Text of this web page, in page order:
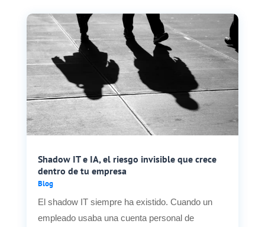
Shadow IT e IA, el riesgo invisible que crece
dentro de tu empresa
Blog
El shadow IT siempre ha existido. Cuando un
empleado usaba una cuenta personal de